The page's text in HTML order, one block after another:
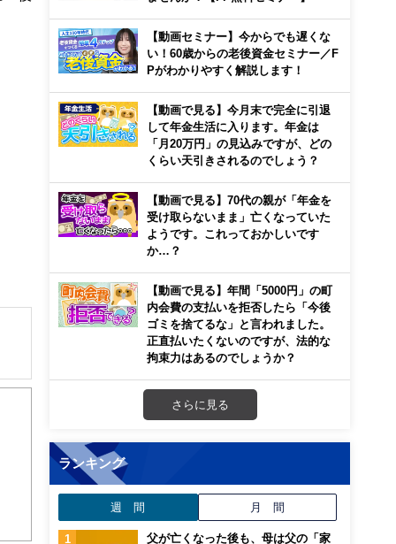
【動画セミナー】今からでも遅くな
い！60歳からの老後資金セミナー／F
Pがわかりやすく解説します！
【動画で見る】今月末で完全に引退
して年金生活に入ります。年金は
「月20万円」の見込みですが、どの
くらい天引きされるのでしょう？
【動画で見る】70代の親が「年金を
受け取らないまま」亡くなっていた
ようです。これっておかしいです
か…？
【動画で見る】年間「5000円」の町
内会費の支払いを拒否したら「今後
ゴミを捨てるな」と言われました。
正直払いたくないのですが、法的な
拘束力はあるのでしょうか？
さらに見る
ランキング
週 間 月 間
父が亡くなった後も、母は父の「家